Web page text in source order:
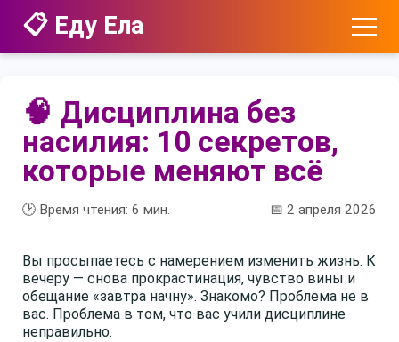
📋 Еду Ела
🧠 Дисциплина без
насилия: 10 секретов,
которые меняют всё
🕑 Время чтения: 6 мин. 📅 2 апреля 2026
Вы просыпаетесь с намерением изменить жизнь. К
вечеру — снова прокрастинация, чувство вины и
обещание «завтра начну». Знакомо? Проблема не в
вас. Проблема в том, что вас учили дисциплине
неправильно.